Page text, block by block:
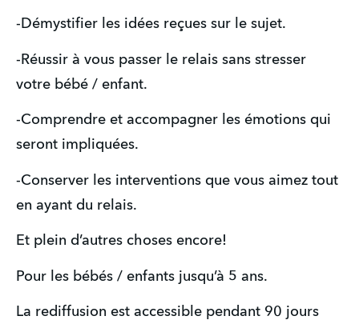
-Démystifier les idées reçues sur le sujet.
-Réussir à vous passer le relais sans stresser
votre bébé / enfant.
-Comprendre et accompagner les émotions qui
seront impliquées.
-Conserver les interventions que vous aimez tout
en ayant du relais.
Et plein d’autres choses encore!
Pour les bébés / enfants jusqu’à 5 ans.
La rediffusion est accessible pendant 90 jours